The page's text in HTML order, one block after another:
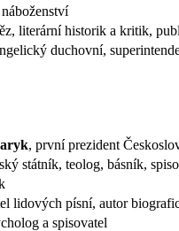
literární historik a kritik,
duchovní,
, první prezident
státník, teolog, básník,
lidových písní, autor
a spisovatel